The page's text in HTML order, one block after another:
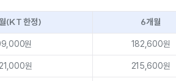
(KT 한정) 6개월
원 182,600원
원 215,600원